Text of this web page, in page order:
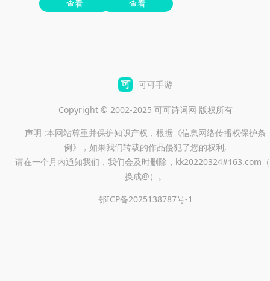
查看 查看
可可手游
Copyright © 2002-2025 可可诗词网 版权所有
声明 :本网站尊重并保护知识产权，根据《信息网络传播权保护条
例》，如果我们转载的作品侵犯了您的权利,
请在一个月内通知我们，我们会及时删除，kk20220324#163.com
换成@）。
鄂ICP备2025138787号-1